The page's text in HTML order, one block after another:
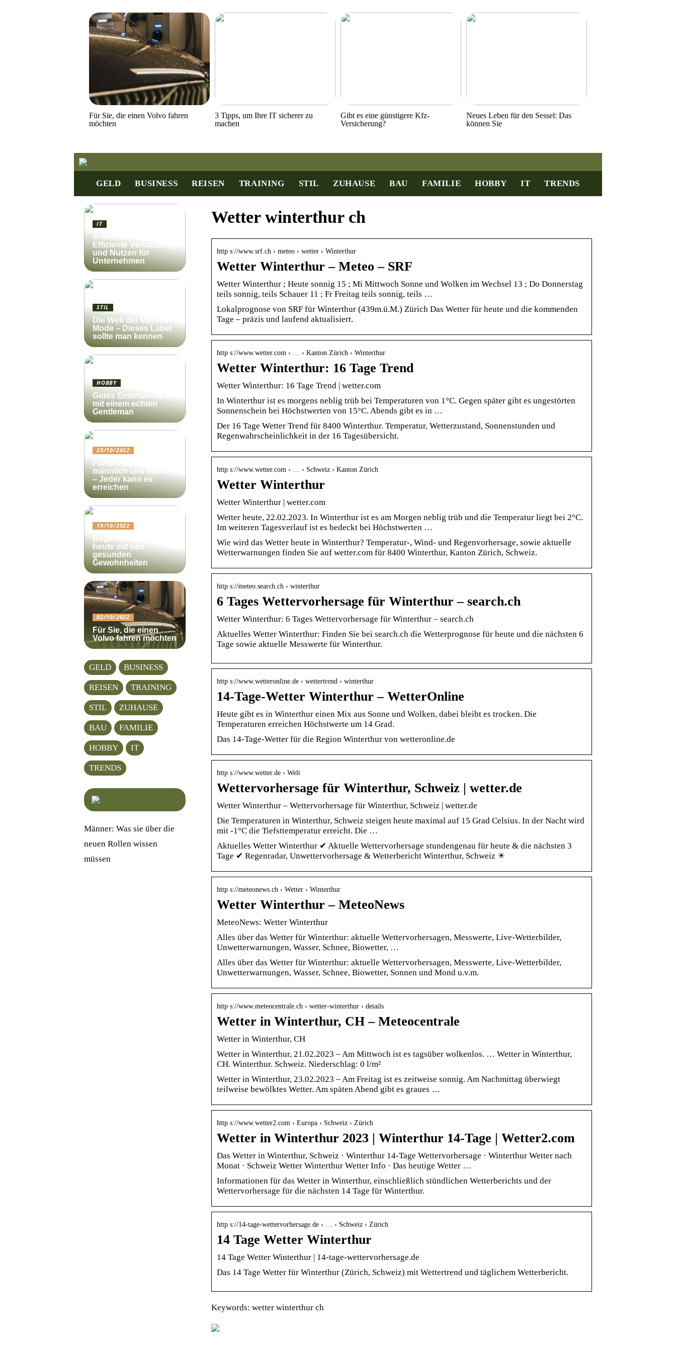
Für Sie, die einen Volvo fahren
möchten
3 Tipps, um Ihre IT sicherer zu
machen
Gibt es eine günstigere Kfz-
Versicherung?
Neues Leben für den Sessel: Das
können Sie
GELD BUSINESS REISEN TRAINING STIL ZUHAUSE BAU FAMILIE HOBBY IT TRENDS
Wetter winterthur ch
http s://www.srf.ch › meteo › wetter › Winterthur
Wetter Winterthur – Meteo – SRF
Wetter Winterthur ; Heute sonnig 15 ; Mi Mittwoch Sonne und Wolken im Wechsel 13 ; Do Donnerstag
teils sonnig, teils Schauer 11 ; Fr Freitag teils sonnig, teils …
Lokalprognose von SRF für Winterthur (439m.ü.M.) Zürich Das Wetter für heute und die kommenden
Tage – präzis und laufend aktualisiert.
http s://www.wetter.com › … › Kanton Zürich › Winterthur
Wetter Winterthur: 16 Tage Trend
Wetter Winterthur: 16 Tage Trend | wetter.com
In Winterthur ist es morgens neblig trüb bei Temperaturen von 1°C. Gegen später gibt es ungestörten
Sonnenschein bei Höchstwerten von 15°C. Abends gibt es in …
Der 16 Tage Wetter Trend für 8400 Winterthur. Temperatur, Wetterzustand, Sonnenstunden und
Regenwahrscheinlichkeit in der 16 Tagesübersicht.
http s://www.wetter.com › … › Schweiz › Kanton Zürich
Wetter Winterthur
Wetter Winterthur | wetter.com
Wetter heute, 22.02.2023. In Winterthur ist es am Morgen neblig trüb und die Temperatur liegt bei 2°C.
Im weiteren Tagesverlauf ist es bedeckt bei Höchstwerten …
Wie wird das Wetter heute in Winterthur? Temperatur-, Wind- und Regenvorhersage, sowie aktuelle
Wetterwarnungen finden Sie auf wetter.com für 8400 Winterthur, Kanton Zürich, Schweiz.
http s://meteo.search.ch › winterthur
6 Tages Wettervorhersage für Winterthur – search.ch
Wetter Winterthur: 6 Tages Wettervorhersage für Winterthur – search.ch
Aktuelles Wetter Winterthur: Finden Sie bei search.ch die Wetterprognose für heute und die nächsten 6
Tage sowie aktuelle Messwerte für Winterthur.
http s://www.wetteronline.de › wettertrend › winterthur
14-Tage-Wetter Winterthur – WetterOnline
Heute gibt es in Winterthur einen Mix aus Sonne und Wolken, dabei bleibt es trocken. Die
Temperaturen erreichen Höchstwerte um 14 Grad.
Das 14-Tage-Wetter für die Region Winterthur von wetteronline.de
http s://www.wetter.de › Welt
Wettervorhersage für Winterthur, Schweiz | wetter.de
Wetter Winterthur – Wettervorhersage für Winterthur, Schweiz | wetter.de
Die Temperaturen in Winterthur, Schweiz steigen heute maximal auf 15 Grad Celsius. In der Nacht wird
mit -1°C die Tiefsttemperatur erreicht. Die …
Aktuelles Wetter Winterthur ✔ Aktuelle Wettervorhersage stundengenau für heute & die nächsten 3
Tage ✔ Regenradar, Unwettervorhersage & Wetterbericht Winterthur, Schweiz ☀
http s://meteonews.ch › Wetter › Winterthur
Wetter Winterthur – MeteoNews
MeteoNews: Wetter Winterthur
Alles über das Wetter für Winterthur: aktuelle Wettervorhersagen, Messwerte, Live-Wetterbilder,
Unwetterwarnungen, Wasser, Schnee, Biowetter, …
Alles über das Wetter für Winterthur: aktuelle Wettervorhersagen, Messwerte, Live-Wetterbilder,
Unwetterwarnungen, Wasser, Schnee, Biowetter, Sonnen und Mond u.v.m.
http s://www.meteocentrale.ch › wetter-winterthur › details
Wetter in Winterthur, CH – Meteocentrale
Wetter in Winterthur, CH
Wetter in Winterthur, 21.02.2023 – Am Mittwoch ist es tagsüber wolkenlos. … Wetter in Winterthur,
CH. Winterthur. Schweiz. Niederschlag: 0 l/m²
Wetter in Winterthur, 23.02.2023 – Am Freitag ist es zeitweise sonnig. Am Nachmittag überwiegt
teilweise bewölktes Wetter. Am späten Abend gibt es graues …
http s://www.wetter2.com › Europa › Schweiz › Zürich
Wetter in Winterthur 2023 | Winterthur 14-Tage | Wetter2.com
Das Wetter in Winterthur, Schweiz · Winterthur 14-Tage Wettervorhersage · Winterthur Wetter nach
Monat · Schweiz Wetter Winterthur Wetter Info · Das heutige Wetter …
Informationen für das Wetter in Winterthur, einschließlich stündlichen Wetterberichts und der
Wettervorhersage für die nächsten 14 Tage für Winterthur.
http s://14-tage-wettervorhersage.de › … › Schweiz › Zürich
14 Tage Wetter Winterthur
14 Tage Wetter Winterthur | 14-tage-wettervorhersage.de
Das 14 Tage Wetter für Winterthur (Zürich, Schweiz) mit Wettertrend und täglichem Wetterbericht.
Keywords: wetter winterthur ch
IT
Arbeitsauftrag:
Effiziente Verwaltung
und Nutzen für
Unternehmen
STIL
Die Welt der Männer-
Mode – Dieses Label
sollte man kennen
HOBBY
Gutes Entertainment
mit einem echten
Gentleman
23/10/2022
Fühlen Sie sich
männlich und köstlich
– Jeder kann es
erreichen
19/10/2022
Beginnen Sie noch
heute mit den
gesunden
Gewohnheiten
02/10/2022
Für Sie, die einen
Volvo fahren möchten
GELD BUSINESS
REISEN TRAINING
STIL ZUHAUSE
BAU FAMILIE
HOBBY IT
TRENDS
Männer: Was sie über die
neuen Rollen wissen
müssen